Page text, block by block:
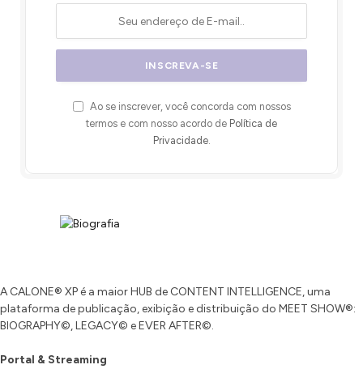
Ao se inscrever, você concorda com nossos
termos e com nosso acordo de Política de
Privacidade.
A CALONE® XP é a maior HUB de CONTENT INTELLIGENCE, uma
plataforma de publicação, exibição e distribuição do MEET SHOW®:
BIOGRAPHY©, LEGACY© e EVER AFTER©.
Portal & Streaming